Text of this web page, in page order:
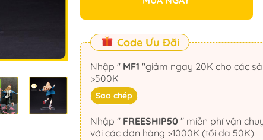
Code Ưu Đãi
Nhập " MF1
>500K
Sao chép
Nhập " FREESHIP50" miễn phí vận chuyển đối
với các đơn hàng >1000K (tối đa 50K)